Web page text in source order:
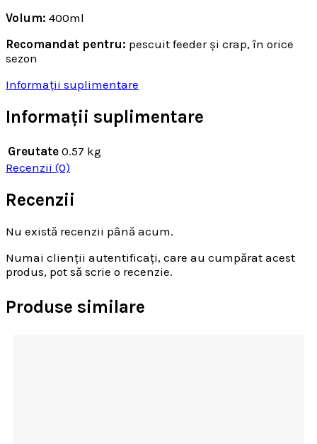
Volum: 400ml
Recomandat pentru: pescuit feeder și crap, în orice
sezon
Informații suplimentare
Informații suplimentare
Greutate 0.57 kg
Recenzii (0)
Recenzii
Nu există recenzii până acum.
Numai clienții autentificați, care au cumpărat acest
produs, pot să scrie o recenzie.
Produse similare